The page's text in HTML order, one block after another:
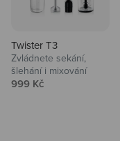
Twister T3
Zvládnete sekání,
šlehání i mixování
Prodejní cena
999 Kč